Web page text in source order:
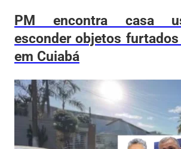
PM encontra casa
esconder objetos
em Cuiabá